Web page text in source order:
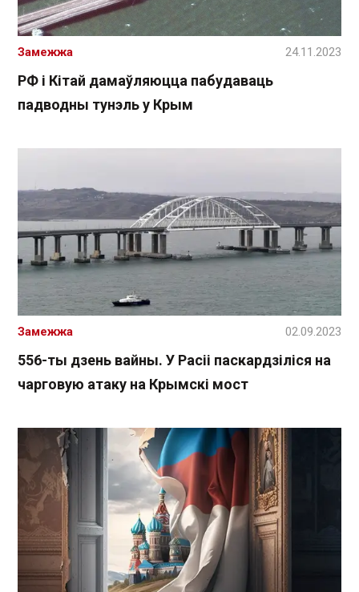
РФ і Кітай дамаўляюцца пабудаваць
падводны тунэль у Крым
Замежжа 24.11.2023
556-ты дзень вайны. У Расіі паскардзіліся на
чарговую атаку на Крымскі мост
Замежжа 02.09.2023